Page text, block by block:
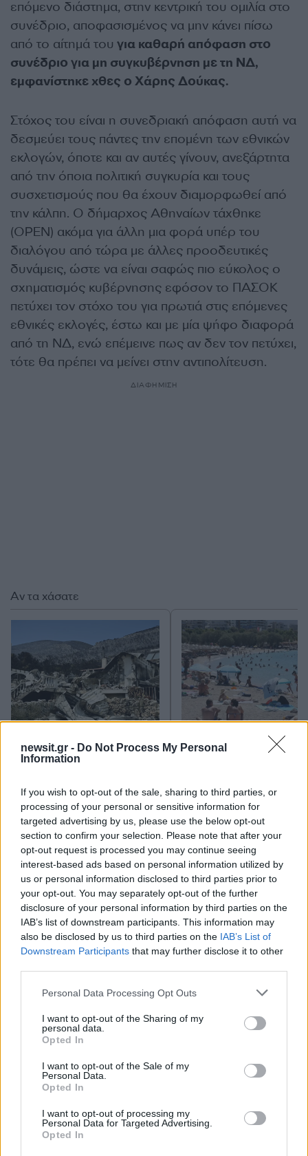
newsit.gr - Do Not Process My Personal
Information
If you wish to opt-out of the sale, sharing to third parties, or
processing of your personal or sensitive information for
targeted advertising by us, please use the below opt-out
section to confirm your selection. Please note that after your
opt-out request is processed you may continue seeing
interest-based ads based on personal information utilized by
us or personal information disclosed to third parties prior to
your opt-out. You may separately opt-out of the further
disclosure of your personal information by third parties on the
IAB’s list of downstream participants. This information may
also be disclosed by us to third parties on the IAB’s List of
Downstream Participants that may further disclose it to other
Please note that this website/app uses one or more Google
not limited to your visit or usage behaviour. You may click to
grant or deny consent to Google and its third-party tags to
use your data for below specified purposes in below Google
consent section.
Personal Data Processing Opt Outs
I want to opt-out of the Sharing of my
personal data.
Opted In
I want to opt-out of the Sale of my
Personal Data.
Opted In
I want to opt-out of processing my
Personal Data for Targeted Advertising.
Opted In
επόμενο διάστημα, στην κεντρική του ομιλία στο
συνέδριο, αποφασισμένος να μην κάνει πίσω
από το αίτημά του για καθαρή απόφαση στο
συνέδριο για μη συγκυβέρνηση με τη ΝΔ,
εμφανίστηκε χθες ο Χάρης Δούκας.
Στόχος του είναι η συνεδριακή απόφαση αυτή να
δεσμεύει τους πάντες την επομένη των εθνικών
εκλογών, όποτε και αν αυτές γίνουν, ανεξάρτητα
από την όποια πολιτική συγκυρία και τους
συσχετισμούς που θα έχουν διαμορφωθεί από
την κάλπη. Ο δήμαρχος Αθηναίων τάχθηκε
(ΟΡΕΝ) ακόμα για άλλη μια φορά υπέρ του
διαλόγου από τώρα με άλλες προοδευτικές
δυνάμεις, ώστε να είναι σαφώς πιο εύκολος ο
σχηματισμός κυβέρνησης εφόσον το ΠΑΣΟΚ
πετύχει τον στόχο του για πρωτιά στις επόμενες
εθνικές εκλογές, έστω και με μία ψήφο διαφορά
από τη ΝΔ, ενώ επέμεινε πως αν δεν τον πετύχει,
τότε θα πρέπει να μείνει στην αντιπολίτευση.
ΔΙΑΦΗΜΙΣΗ
Σχόλια
Σχολίασε εδώ
50 /50
2000 /2000
Όροι Χρήσης. Το site προστατεύεται από reCAPTCHA, ισχύουν
Πολιτική Απορρήτου
Αν τα χάσατε
Ίση με 6 βόμβες Χιροσίμα η
ενέργεια που
Βοιωτία - Πώς κάηκε μέσα
σε 2 βράδια το 55% της
έκτασης
«Ψήνονται» στα
δυτική και βόρεια